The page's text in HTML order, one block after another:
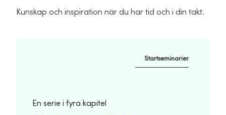
Kunskap och inspiration när du har tid och i din takt.
Startseminarier
En serie i fyra kapitel